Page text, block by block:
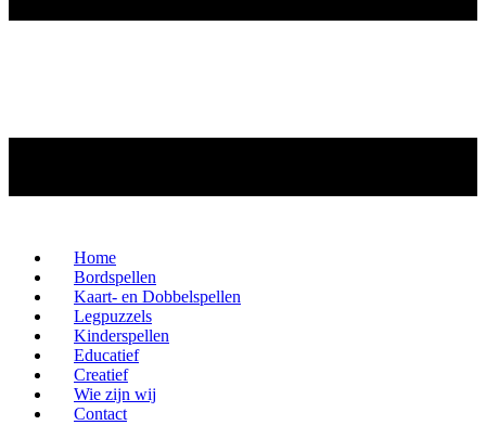
Home
Bordspellen
Kaart- en Dobbelspellen
Legpuzzels
Kinderspellen
Educatief
Creatief
Wie zijn wij
Contact